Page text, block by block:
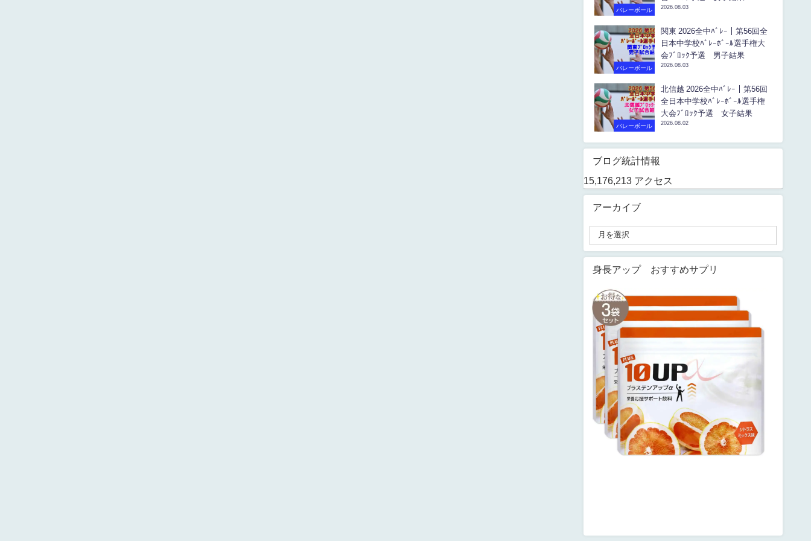
バレーボール 2026.08.03
バレーボール
関東 2026全中ﾊﾞﾚｰ｜第56回全
日本中学校ﾊﾞﾚｰﾎﾞｰﾙ選手権大
会ﾌﾞﾛｯｸ予選 男子結果
2026.08.03
バレーボール
北信越 2026全中ﾊﾞﾚｰ｜第56回
全日本中学校ﾊﾞﾚｰﾎﾞｰﾙ選手権
大会ﾌﾞﾛｯｸ予選 女子結果
2026.08.02
ブログ統計情報
15,176,213 アクセス
アーカイブ
身長アップ おすすめサプリ